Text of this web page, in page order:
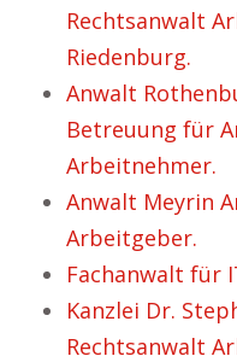
Rechtsanwalt
Riedenburg.
Anwalt
Betreuung für
Arbeitnehmer.
Anwalt Meyrin
Arbeitgeber.
Fachanwalt für
Kanzlei Dr.
Rechtsanwalt